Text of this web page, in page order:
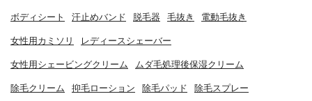
ボディシート 汗止めバンド 脱毛器 毛抜き 電動毛抜き
女性用カミソリ レディースシェーバー
女性用シェービングクリーム ムダ毛処理後保湿クリーム
除毛クリーム 抑毛ローション 除毛パッド 除毛スプレー